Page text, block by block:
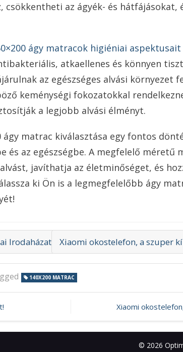
csökkentheti az ágyék- és hátfájásokat,
ágy matracok higiéniai aspektusait
atkaellenes és könnyen
az egészséges alvási környezet
keménységi fokozatokkal
a legjobb alvási élményt.
ágy matrac kiválasztása egy fontos
és az egészségbe. A megfelelő méretű
javíthatja az életminőséget, és
ki Ön is a legmegfelelőbb ágy
Irodaházat! Xiaomi okostelefon, a szuper
140X200 MATRAC
Xiaomi
© 2026